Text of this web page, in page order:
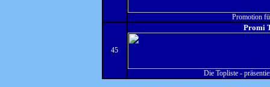
Promotion
45
Promi
Die Topliste -